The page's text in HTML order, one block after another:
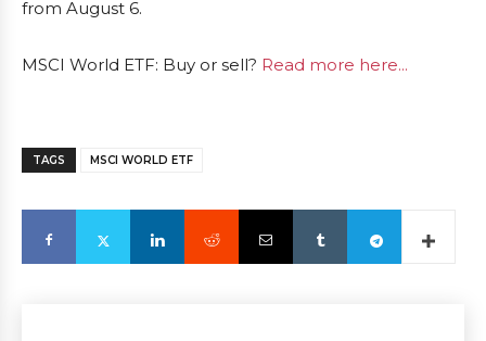
from August 6.
MSCI World ETF: Buy or sell? Read more here...
TAGS MSCI WORLD ETF